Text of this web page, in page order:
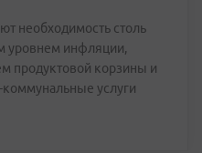
необходимость столь
уровнем инфляции,
продуктовой корзины и
услуги